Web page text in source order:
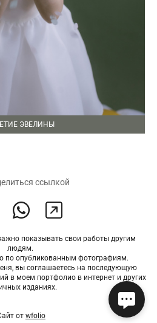
ЭВЕЛИНЫ
ссылкой
показывать свои работы другим
людям.
по опубликованным фотографиям.
вы соглашаетесь на последующую
в моем портфолио в интернет и других
изданиях.
от wfolio